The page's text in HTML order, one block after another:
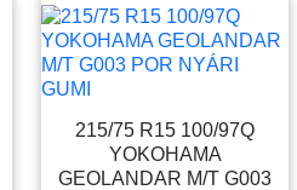
215/75 R15 100/97Q
YOKOHAMA
GEOLANDAR M/T G003